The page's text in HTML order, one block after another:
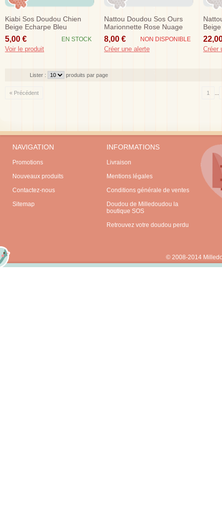
Kiabi Sos Doudou Chien
Beige Echarpe Bleu
5,00 € EN STOCK
Voir le produit
Nattou Doudou Sos Ours
Marionnette Rose Nuage
Sos
8,00 € NON DISPONIBLE
Créer une alerte Créer
Lister : produits par page
« Précédent 1 ...
NAVIGATION
Promotions
Nouveaux produits
Contactez-nous
Sitemap
INFORMATIONS
Livraison
Mentions légales
Conditions générale de ventes
Doudou de Milledoudou la
boutique SOS
Retrouvez votre doudou perdu
© 2008-2014